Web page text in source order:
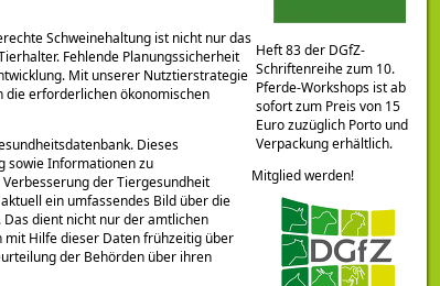
Schweinehaltung ist nicht nur das
Fehlende Planungssicherheit
Mit unserer Nutztierstrategie
die erforderlichen ökonomischen
Dieses
sowie Informationen zu
der Tiergesundheit
ein umfassendes Bild über die
dient nicht nur der amtlichen
mit Hilfe dieser Daten frühzeitig über
der Behörden über ihren
Heft 83 der DGfZ-
Schriftenreihe zum 10.
Pferde-Workshops ist ab
sofort zum Preis von 15
Euro zuzüglich Porto und
Verpackung erhältlich.
Mitglied werden!